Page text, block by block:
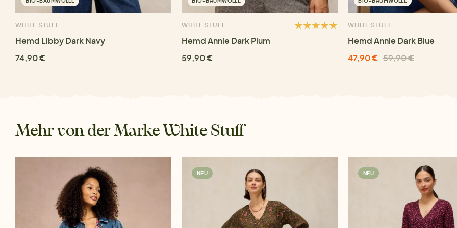
WHITE STUFF
Hemd Libby Dark Navy
74,90 €
WHITE STUFF
Hemd Annie Dark Plum
59,90 €
WHITE STUFF
Hemd Annie Dark Blue
47,90 € 59,90 €
Mehr von der Marke White Stuff
NEU NEU